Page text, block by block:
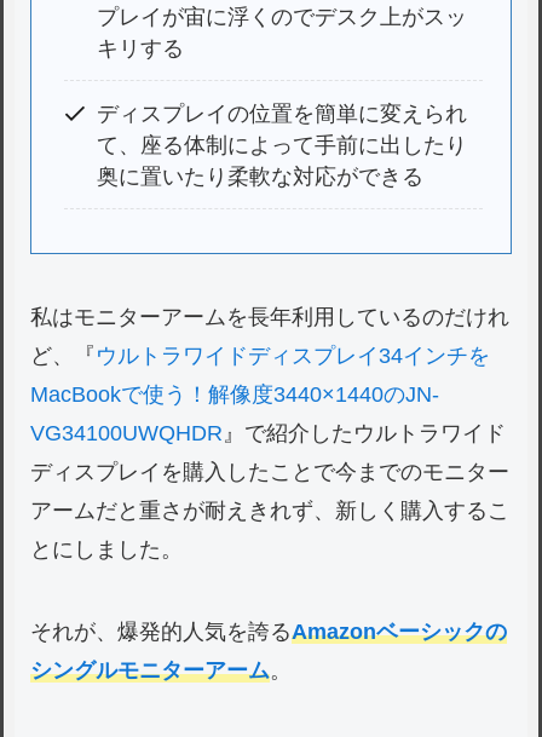
プレイが宙に浮くのでデスク上がスッ
キリする
ディスプレイの位置を簡単に変えられ
て、座る体制によって手前に出したり
奥に置いたり柔軟な対応ができる
私はモニターアームを長年利用しているのだけれ
ど、『 ウルトラワイドディスプレイ34インチを
MacBookで使う！解像度3440×1440のJN-
VG34100UWQHDR 』で紹介したウルトラワイド
ディスプレイを購入したことで今までのモニター
アームだと重さが耐えきれず、新しく購入するこ
とにしました。
それが、爆発的人気を誇るAmazonベーシックの
シングルモニターアーム。